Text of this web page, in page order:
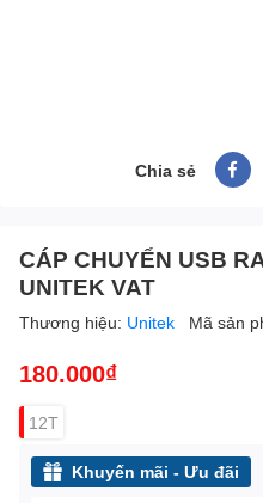
Chia sẻ
CÁP CHUYỂN USB
UNITEK VAT
Thương hiệu: Unitek Mã sản
180.000₫
12T
Khuyến mãi - Ưu đãi